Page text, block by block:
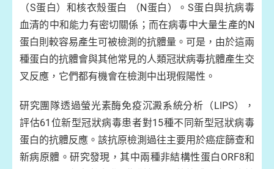
（S蛋白）和核衣殼蛋白 （N蛋白）。S蛋白與抗病毒
血清的中和能力有密切關係；而在病毒中大量生產的N
蛋白則較容易產生可被檢測的抗體量。可是，由於這兩
種蛋白的抗體會與其他常見的人類冠狀病毒抗體產生交
叉反應，它們都有機會在檢測中出現假陽性。
研究團隊透過螢光素酶免疫沉澱系統分析（LIPS），
評估61位新型冠狀病毒患者對15種不同新型冠狀病毒
蛋白的抗體反應。該抗原檢測過往主要用於癌症篩查和
新病原體。研究發現，其中兩種非結構性蛋白ORF8和